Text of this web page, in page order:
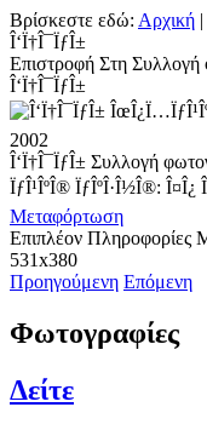
Βρίσκεστε εδώ: Αρχική |
Î‘Ï†Î¯ÏƒÎ±
Επιστροφή Στη Συλλογή
Î‘Ï†Î¯ÏƒÎ±
2002
Î‘Ï†Î¯ÏƒÎ± Συλλογή
ÏƒÎ¹ÎºÎ® ÏƒÎºÎ·Î½Î®: Î¤Î¿
Μεταφόρτωση
Επιπλέον Πληροφορίες
531x380
Προηγούμενη Επόμενη
Φωτογραφίες
Δείτε